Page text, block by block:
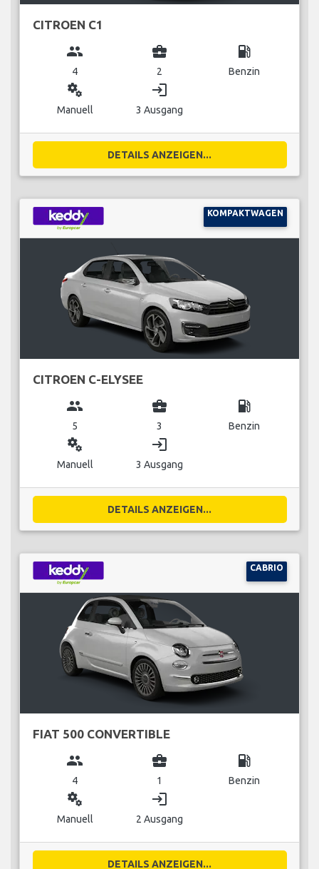
CITROEN C1
group
4
business_center
2
local_gas_station
Benzin
miscellaneous_services
Manuell
login
3 Ausgang
DETAILS ANZEIGEN...
KOMPAKTWAGEN
CITROEN C-ELYSEE
group
5
business_center
3
local_gas_station
Benzin
miscellaneous_services
Manuell
login
3 Ausgang
DETAILS ANZEIGEN...
CABRIO
FIAT 500 CONVERTIBLE
group
4
business_center
1
local_gas_station
Benzin
miscellaneous_services
Manuell
login
2 Ausgang
DETAILS ANZEIGEN...